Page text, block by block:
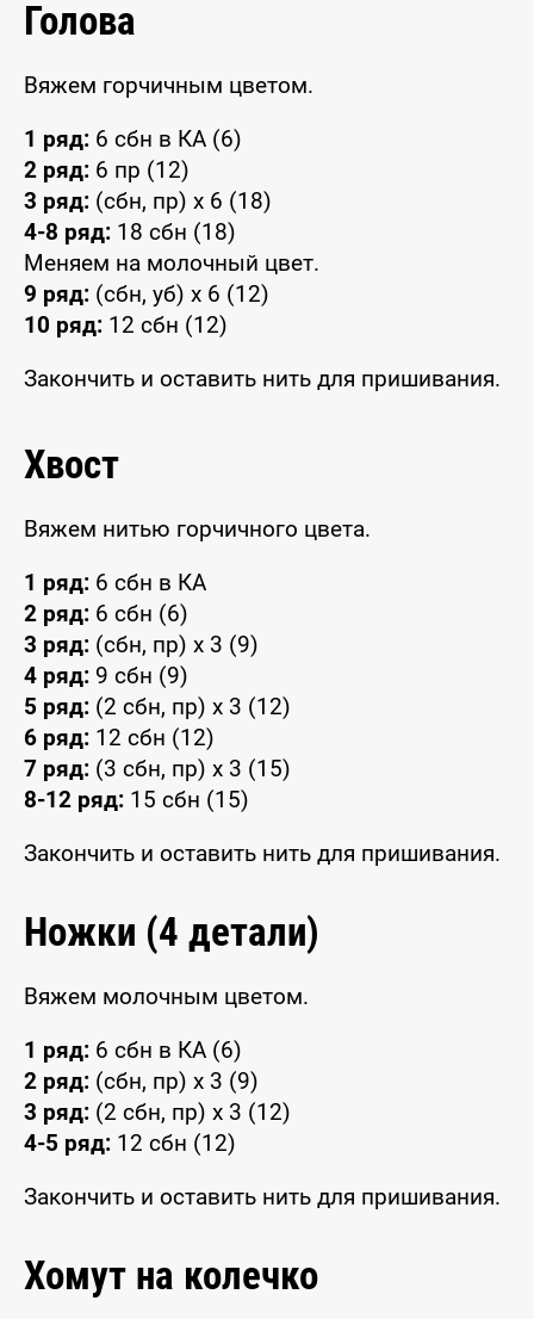
Голова
Вяжем горчичным цветом.
1 ряд: 6 сбн в КА (6)
2 ряд: 6 пр (12)
3 ряд: (сбн, пр) x 6 (18)
4-8 ряд: 18 сбн (18)
Меняем на молочный цвет.
9 ряд: (сбн, уб) x 6 (12)
10 ряд: 12 сбн (12)
Закончить и оставить нить для пришивания.
Хвост
Вяжем нитью горчичного цвета.
1 ряд: 6 сбн в КА
2 ряд: 6 сбн (6)
3 ряд: (сбн, пр) x 3 (9)
4 ряд: 9 сбн (9)
5 ряд: (2 сбн, пр) x 3 (12)
6 ряд: 12 сбн (12)
7 ряд: (3 сбн, пр) x 3 (15)
8-12 ряд: 15 сбн (15)
Закончить и оставить нить для пришивания.
Ножки (4 детали)
Вяжем молочным цветом.
1 ряд: 6 сбн в КА (6)
2 ряд: (сбн, пр) x 3 (9)
3 ряд: (2 сбн, пр) x 3 (12)
4-5 ряд: 12 сбн (12)
Закончить и оставить нить для пришивания.
Хомут на колечко